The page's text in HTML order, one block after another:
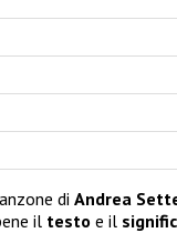
di Andrea
il testo e il